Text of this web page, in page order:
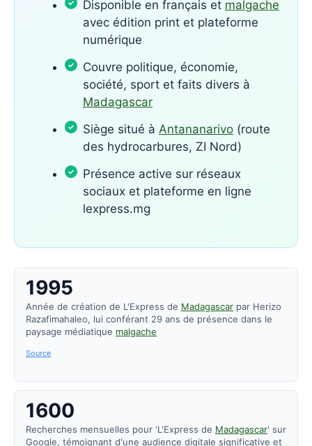
Disponible en français et malgache
avec édition print et plateforme
numérique
Couvre politique, économie,
société, sport et faits divers à
Madagascar
Siège situé à Antananarivo (route
des hydrocarbures, ZI Nord)
Présence active sur réseaux
sociaux et plateforme en ligne
lexpress.mg
1995
Année de création de L'Express de Madagascar par Herizo
Razafimahaleo, lui conférant 29 ans de présence dans le
paysage médiatique malgache
Source
1600
Recherches mensuelles pour 'L'Express de Madagascar' sur
Google, témoignant d'une audience digitale significative et